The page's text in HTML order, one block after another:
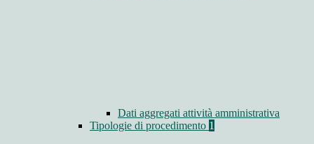
Dati aggregati attività amministrativa
Tipologie di procedimento 1